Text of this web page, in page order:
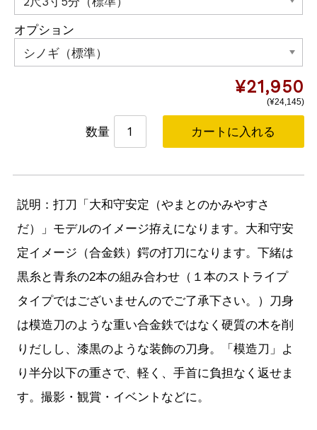
オプション
¥21,950
(¥24,145)
数量
説明：打刀「大和守安定（やまとのかみやすさ
だ）」モデルのイメージ拵えになります。大和守安
定イメージ（合金鉄）鍔の打刀になります。下緒は
黒糸と青糸の2本の組み合わせ（１本のストライプ
タイプではございませんのでご了承下さい。）刀身
は模造刀のような重い合金鉄ではなく硬質の木を削
りだしし、漆黒のような装飾の刀身。「模造刀」よ
り半分以下の重さで、軽く、手首に負担なく返せま
す。撮影・観賞・イベントなどに。